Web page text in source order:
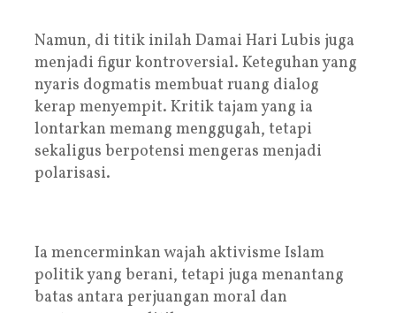
Namun, di titik inilah Damai Hari Lubis juga
menjadi figur kontroversial. Keteguhan yang
nyaris dogmatis membuat ruang dialog
kerap menyempit. Kritik tajam yang ia
lontarkan memang menggugah, tetapi
sekaligus berpotensi mengeras menjadi
polarisasi.
Ia mencerminkan wajah aktivisme Islam
politik yang berani, tetapi juga menantang
batas antara perjuangan moral dan